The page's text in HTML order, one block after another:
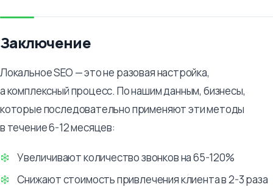
Заключение
Локальное SEO — это не разовая настройка,
а комплексный процесс. По нашим данным, бизнесы,
которые последовательно применяют эти методы
в течение 6-12 месяцев:
Увеличивают количество звонков на 65-120%
Снижают стоимость привлечения клиента в 2-3 раза